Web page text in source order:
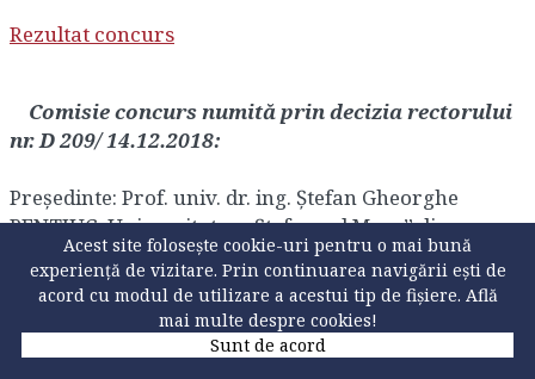
Rezultat concurs
Comisie concurs numită prin decizia rectorului
nr. D 209/ 14.12.2018:
Preşedinte: Prof. univ. dr. ing. Ștefan Gheorghe
PENTIUC, Universitatea „Ştefan cel Mare” din
Suceava;
Membri: Prof. univ. dr. ing. Vasile Gheorghiţă
GĂITAN, Universitatea „Ştefan cel Mare” din
Suceava;
Acest site folosește cookie-uri pentru o mai bună
experiență de vizitare. Prin continuarea navigării ești de
acord cu modul de utilizare a acestui tip de fișiere. Află
mai multe despre cookies!
Sunt de acord